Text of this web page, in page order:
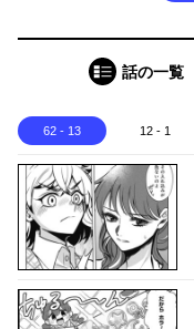
話の一覧
62 - 13 12 - 1